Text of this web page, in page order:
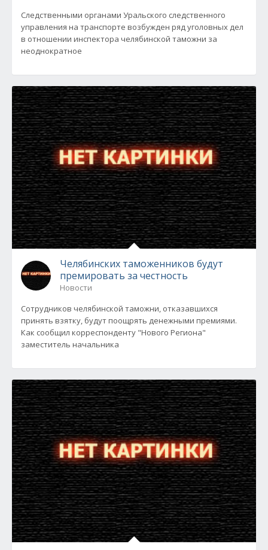
Следственными органами Уральского следственного
управления на транспорте возбужден ряд уголовных дел
в отношении инспектора челябинской таможни за
неоднократное
Челябинских таможенников будут
премировать за честность
Новости
Сотрудников челябинской таможни, отказавшихся
принять взятку, будут поощрять денежными премиями.
Как сообщил корреспонденту "Нового Региона"
заместитель начальника